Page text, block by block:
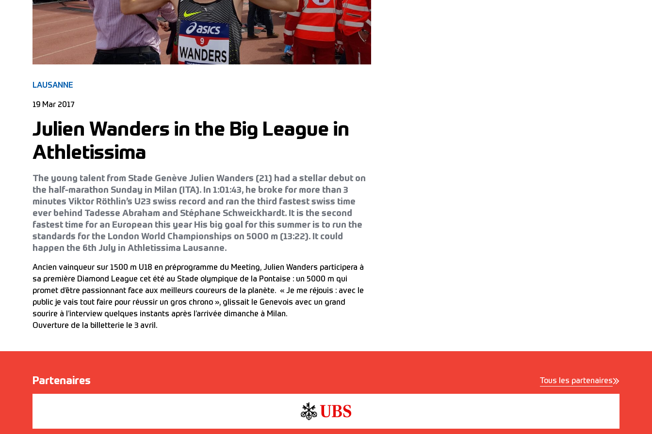
LAUSANNE
19 Mar 2017
Julien Wanders in the Big League in
Athletissima
The young talent from Stade Genève Julien Wanders (21) had a stellar debut on
the half-marathon Sunday in Milan (ITA). In 1:01:43, he broke for more than 3
minutes Viktor Röthlin’s U23 swiss record and ran the third fastest swiss time
ever behind Tadesse Abraham and Stéphane Schweickhardt. It is the second
fastest time for an European this year His big goal for this summer is to run the
standards for the London World Championships on 5000 m (13:22). It could
happen the 6th July in Athletissima Lausanne.
Ancien vainqueur sur 1500 m U18 en préprogramme du Meeting, Julien Wanders participera à
sa première Diamond League cet été au Stade olympique de la Pontaise : un 5000 m qui
promet d’être passionnant face aux meilleurs coureurs de la planète. « Je me réjouis : avec le
public je vais tout faire pour réussir un gros chrono », glissait le Genevois avec un grand
sourire à l’interview quelques instants après l’arrivée dimanche à Milan.
Ouverture de la billetterie le 3 avril.
Partenaires Tous les partenaires